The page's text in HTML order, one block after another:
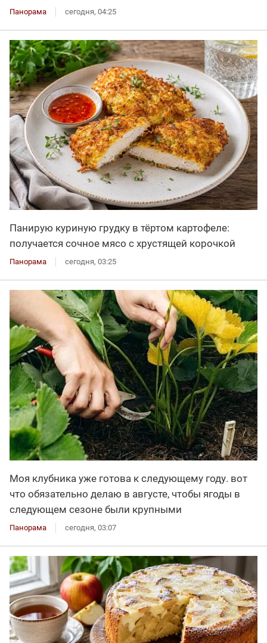
Панорама сегодня, 04:25
Панирую куриную грудку в тёртом картофеле:
получается сочное мясо с хрустящей корочкой
Панорама сегодня, 03:25
Моя клубника уже готова к следующему году. вот
что обязательно делаю в августе, чтобы ягоды в
следующем сезоне были крупными
Панорама сегодня, 03:07